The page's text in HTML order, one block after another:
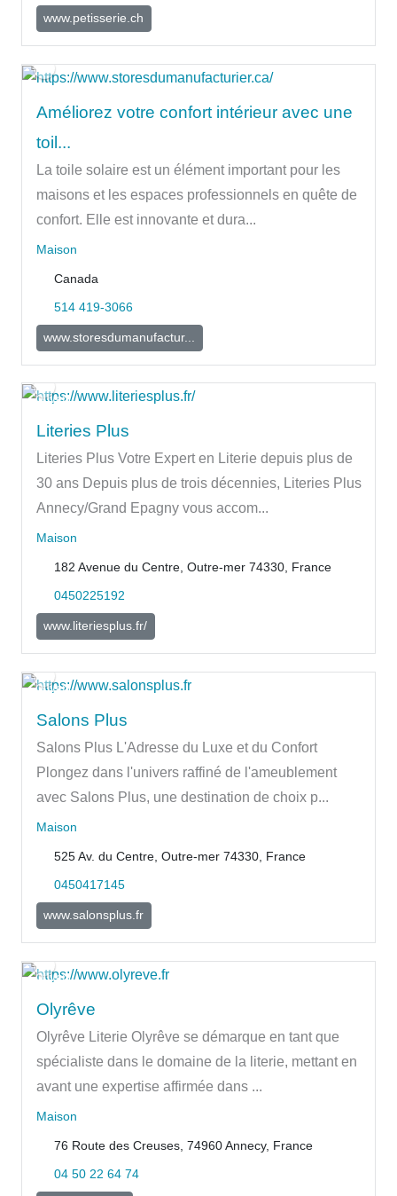
www.petisserie.ch
Améliorez votre confort intérieur avec une
toil...
La toile solaire est un élément important pour les
maisons et les espaces professionnels en quête de
confort. Elle est innovante et dura...
Maison
Canada
514 419-3066
www.storesdumanufactur...
Literies Plus
Literies Plus Votre Expert en Literie depuis plus de
30 ans Depuis plus de trois décennies, Literies Plus
Annecy/Grand Epagny vous accom...
Maison
182 Avenue du Centre, Outre-mer 74330, France
0450225192
www.literiesplus.fr/
Ouvert
Salons Plus
Salons Plus L'Adresse du Luxe et du Confort
Plongez dans l'univers raffiné de l'ameublement
avec Salons Plus, une destination de choix p...
Maison
525 Av. du Centre, Outre-mer 74330, France
0450417145
www.salonsplus.fr
Ouvert
Olyrêve
Olyrêve Literie Olyrêve se démarque en tant que
spécialiste dans le domaine de la literie, mettant en
avant une expertise affirmée dans ...
Maison
76 Route des Creuses, 74960 Annecy, France
04 50 22 64 74
Ouvert